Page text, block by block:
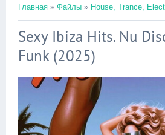
Главная » Файлы » House, Trance,
Sexy Ibiza Hits. Nu
Funk (2025)